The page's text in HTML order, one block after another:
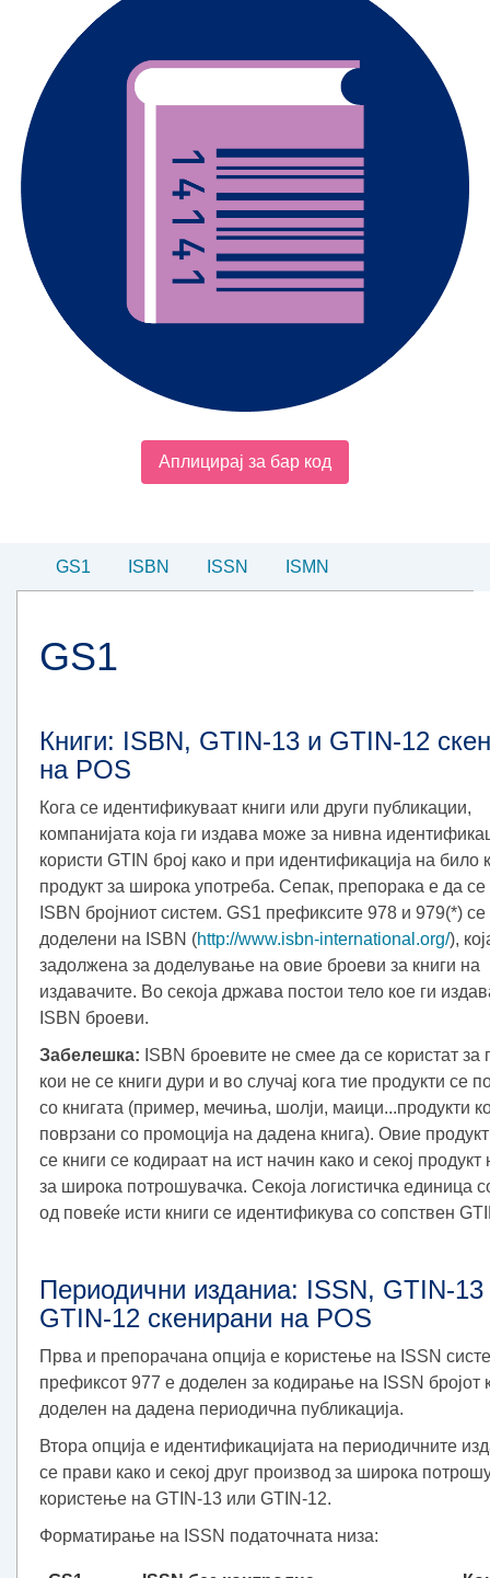
Аплицирај за бар код
GS1 ISBN ISSN ISMN
GS1
Книги: ISBN, GTIN-13 и GTIN-12
на POS
Кога се идентификуваат книги или други публикации,
компанијата која ги издава може за нивна
користи GTIN број како и при идентификација на било
продукт за широка употреба. Сепак, препорака е да се
ISBN бројниот систем. GS1 префиксите 978 и 979(*) се
доделени на ISBN (http://www.isbn-international.org/),
задолжена за доделување на овие броеви за книги на
издавачите. Во секоја држава постои тело кое ги
ISBN броеви.
Забелешка: ISBN броевите не смее да се користат за
кои не се книги дури и во случај кога тие продукти се
со книгата (пример, мечиња, шолји, маици...продукти
поврзани со промоција на дадена книга). Овие
се книги се кодираат на ист начин како и секој продукт
за широка потрошувачка. Секоја логистичка единица
од повеќе исти книги се идентификува со сопствен
Периодични изданиа: ISSN, GTIN-13
GTIN-12 скенирани на POS
Прва и препорачана опција е користење на ISSN
префиксот 977 е доделен за кодирање на ISSN бројот
доделен на дадена периодична публикација.
Втора опција е идентификацијата на периодичните
се прави како и секој друг производ за широка
користење на GTIN-13 или GTIN-12.
Форматирање на ISSN податочната низа: